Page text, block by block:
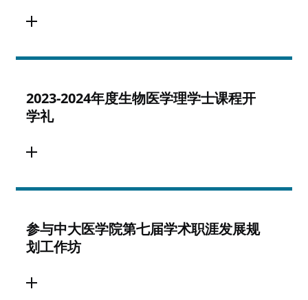
2023-2024年度生物医学理学士课程开
学礼
参与中大医学院第七届学术职涯发展规
划工作坊